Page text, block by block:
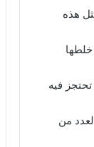
هذه
فيه
من